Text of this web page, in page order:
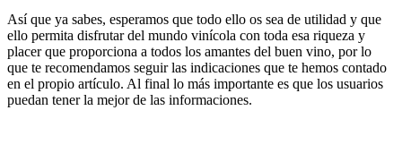
Así que ya sabes, esperamos que todo ello os sea de utilidad y que
ello permita disfrutar del mundo vinícola con toda esa riqueza y
placer que proporciona a todos los amantes del buen vino, por lo
que te recomendamos seguir las indicaciones que te hemos contado
en el propio artículo. Al final lo más importante es que los usuarios
puedan tener la mejor de las informaciones.